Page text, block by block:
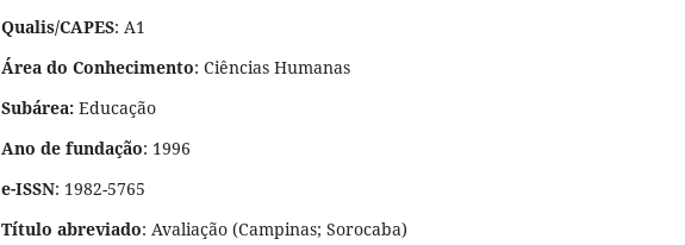
Qualis/CAPES: A1
Área do Conhecimento: Ciências Humanas
Subárea: Educação
Ano de fundação: 1996
e-ISSN: 1982-5765
Título abreviado: Avaliação (Campinas; Sorocaba)